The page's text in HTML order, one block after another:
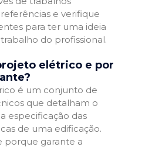
e verifique
para ter uma ideia
do profissional.
elétrico e por
é um conjunto de
que detalham o
especificação das
de uma edificação.
porque garante a